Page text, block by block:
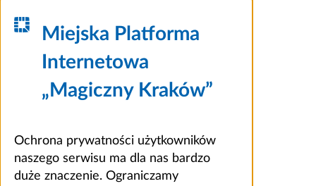
Miejska Platforma
Internetowa
„Magiczny Kraków”
Ochrona prywatności użytkowników
naszego serwisu ma dla nas bardzo
duże znaczenie. Ograniczamy